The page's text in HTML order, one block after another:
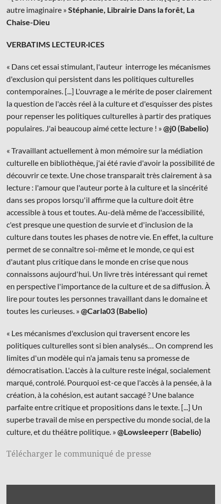
autre imaginaire »Stéphanie, Librairie Dans la forêt, La
Chaise-Dieu
VERBATIMS LECTEUR·ICES
« Dans cet essai stimulant, l'auteur interroge les mécanismes
d'exclusion qui persistent dans les politiques culturelles
contemporaines. [...] L'ouvrage a le mérite de poser clairement
la question de l'accès réel à la culture et d'esquisser des pistes
pour repenser les politiques culturelles à partir des pratiques
populaires. J'ai beaucoup aimé cette lecture ! »@j0 (Babelio)
« Travaillant actuellement à mon mémoire sur la médiation
culturelle en bibliothèque, j'ai été ravie d'avoir la possibilité de
découvrir ce texte. Une chose transparait très clairement à sa
lecture : l'amour que l'auteur porte à la culture et la sincérité
dans ses propos lorsqu'il affirme que la culture doit être
accessible à tous et toutes. Au-delà même de l'accessibilité,
c'est presque une question de survie et d'inclusion de la
culture dans toutes les phases de notre vie. En effet, la culture
permet de se connaître soi-même et le monde, ce qui est
d'autant plus critique dans le monde en crise que nous
connaissons aujourd'hui. Un livre très intéressant qui remet
en perspective l'importance de la culture et de sa diffusion. À
lire pour toutes les personnes travaillant dans le domaine et
toutes les curieuses. »@Carla03 (Babelio)
« Les mécanismes d'exclusion qui traversent encore les
politiques culturelles sont si bien analysés… On comprend les
limites d'un modèle qui n'a jamais tenu sa promesse de
démocratisation. L'accès à la culture reste inégal, socialement
marqué, controlé. Pourquoi est-ce que l'accès à la pensée, à la
création, à la cohésion, est autant saccagé ? Une balance
parfaite entre critique et propositions dans le texte. [...] Un
superbe travail de mise en perspective du monde social, de la
culture, et du théâtre politique. »@Lowsleeperr (Babelio)
Télécharger le communiqué de presse